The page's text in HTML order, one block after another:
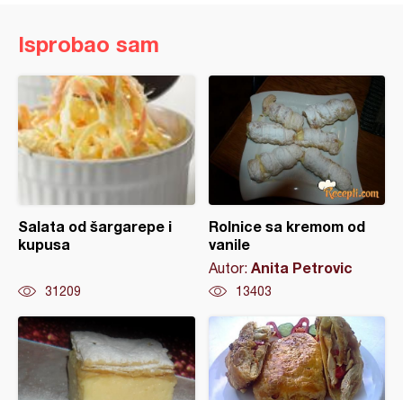
Isprobao sam
Salata od šargarepe i
kupusa
31209
Rolnice sa kremom od
vanile
Autor: Anita Petrovic
13403